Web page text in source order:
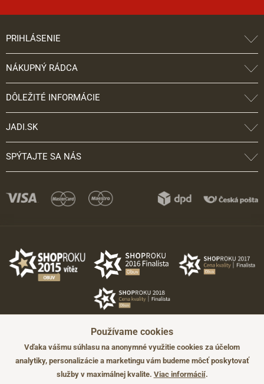
PRIHLÁSENIE
NÁKUPNÝ RÁDCA
DÔLEŽITÉ INFORMÁCIE
JADI.SK
SPÝTAJTE SA NÁS
Používame cookies
Vďaka vášmu súhlasu na anonymné využitie cookies za účelom
analytiky, personalizácie a marketingu vám budeme môcť poskytovať
služby v maximálnej kvalite. Viac informácií.